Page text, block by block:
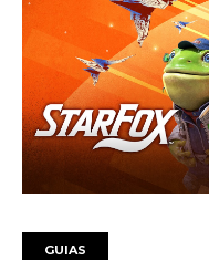
GUIAS